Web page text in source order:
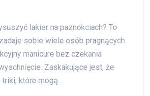
lakier na paznokciach? To
sobie wiele osób pragnących
manicure bez czekania
Zaskakujące jest, że
które mogą…